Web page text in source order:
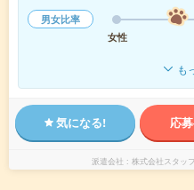
男女比率
女性
も
気になる! 応
派遣会社 株式会社スタッ